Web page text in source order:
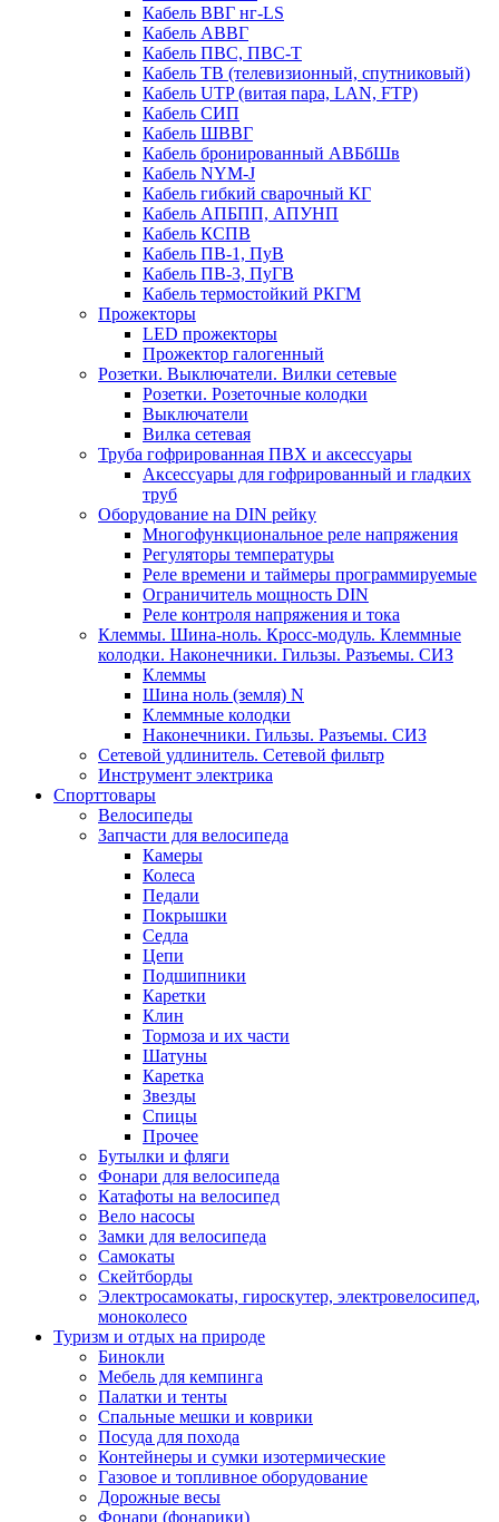
Кабель ВВГ нг-LS
Кабель АВВГ
Кабель ПВС, ПВС-Т
Кабель ТВ (телевизионный, спутниковый)
Кабель UTP (витая пара, LAN, FTP)
Кабель СИП
Кабель ШВВГ
Кабель бронированный АВБбШв
Кабель NYM-J
Кабель гибкий сварочный КГ
Кабель АПБПП, АПУНП
Кабель КСПВ
Кабель ПВ-1, ПуВ
Кабель ПВ-3, ПуГВ
Кабель термостойкий РКГМ
Прожекторы
LED прожекторы
Прожектор галогенный
Розетки. Выключатели. Вилки сетевые
Розетки. Розеточные колодки
Выключатели
Вилка сетевая
Труба гофрированная ПВХ и аксессуары
Аксессуары для гофрированный и гладких
труб
Оборудование на DIN рейку
Многофункциональное реле напряжения
Регуляторы температуры
Реле времени и таймеры программируемые
Ограничитель мощность DIN
Реле контроля напряжения и тока
Клеммы. Шина-ноль. Кросс-модуль. Клеммные
колодки. Наконечники. Гильзы. Разъемы. СИЗ
Клеммы
Шина ноль (земля) N
Клеммные колодки
Наконечники. Гильзы. Разъемы. СИЗ
Сетевой удлинитель. Сетевой фильтр
Инструмент электрика
Спорттовары
Велосипеды
Запчасти для велосипеда
Камеры
Колеса
Педали
Покрышки
Седла
Цепи
Подшипники
Каретки
Клин
Тормоза и их части
Шатуны
Каретка
Звезды
Спицы
Прочее
Бутылки и фляги
Фонари для велосипеда
Катафоты на велосипед
Вело насосы
Замки для велосипеда
Самокаты
Скейтборды
Электросамокаты, гироскутер, электровелосипед,
моноколесо
Туризм и отдых на природе
Бинокли
Мебель для кемпинга
Палатки и тенты
Спальные мешки и коврики
Посуда для похода
Контейнеры и сумки изотермические
Газовое и топливное оборудование
Дорожные весы
Фонари (фонарики)